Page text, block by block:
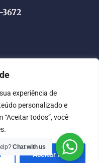
experiência de
personalizado e
todos”, você
Aceitar tudo
3672
direitos reservados.
Chat with us